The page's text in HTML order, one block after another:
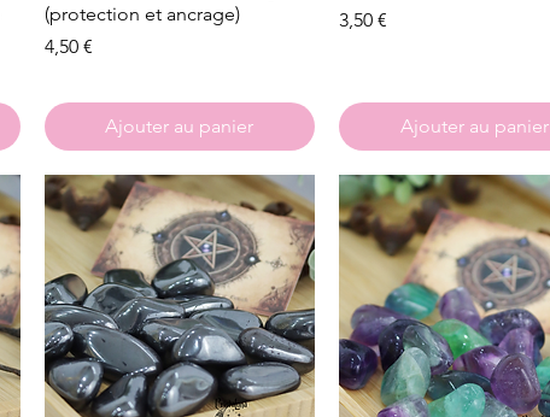
(protection et ancrage)
Prix
4,50 €
Ajouter au panier
Prix
3,50 €
Ajouter au panier